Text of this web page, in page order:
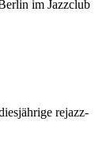
im Jazzclub
rejazz-